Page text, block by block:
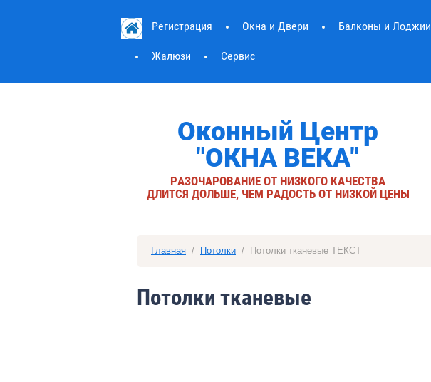
Регистрация Окна и Двери Балконы и Лоджии
Жалюзи Сервис
Оконный Центр
"ОКНА ВЕКА"
РАЗОЧАРОВАНИЕ ОТ НИЗКОГО КАЧЕСТВА
ДЛИТСЯ ДОЛЬШЕ, ЧЕМ РАДОСТЬ ОТ НИЗКОЙ ЦЕНЫ
Главная
  /
Потолки
  /  Потолки тканевые ТЕКСТ
Потолки тканевые